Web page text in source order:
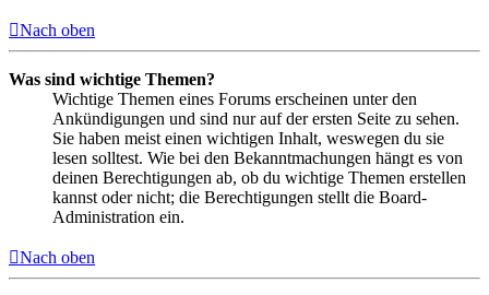
Nach oben
Was sind wichtige Themen?
Wichtige Themen eines Forums erscheinen unter den
Ankündigungen und sind nur auf der ersten Seite zu sehen.
Sie haben meist einen wichtigen Inhalt, weswegen du sie
lesen solltest. Wie bei den Bekanntmachungen hängt es von
deinen Berechtigungen ab, ob du wichtige Themen erstellen
kannst oder nicht; die Berechtigungen stellt die Board-
Administration ein.
Nach oben